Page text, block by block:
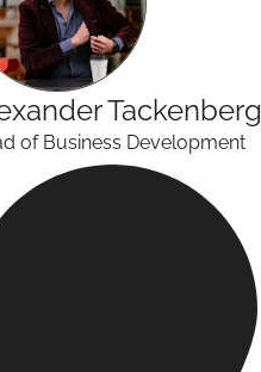
Tackenberg
of Business Development